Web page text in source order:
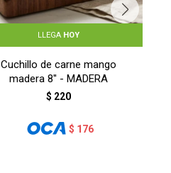
LLEGA HOY
Cuchillo de carne mango
madera 8'' - MADERA
$ 220
$ 176